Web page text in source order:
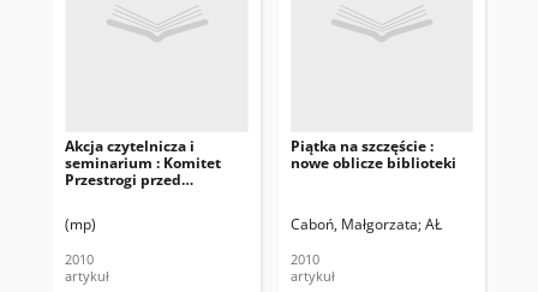
Akcja czytelnicza i
seminarium : Komitet
Przestrogi przed
Nowohuckiej Biblioteki
(mp)
2010
artykuł
Piątka na szczęście :
nowe oblicze biblioteki
Caboń, Małgorzata AŁ
2010
artykuł